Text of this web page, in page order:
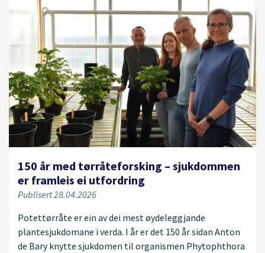
150 år med tørråteforsking – sjukdommen
er framleis ei utfordring
Publisert 28.04.2026
Potettørråte er ein av dei mest øydeleggjande
plantesjukdomane i verda. I år er det 150 år sidan Anton
de Bary knytte sjukdomen til organismen Phytophthora